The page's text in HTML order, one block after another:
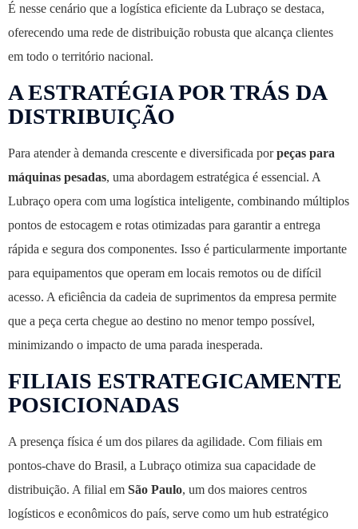
É nesse cenário que a logística eficiente da Lubraço se destaca,
oferecendo uma rede de distribuição robusta que alcança clientes
em todo o território nacional.
A ESTRATÉGIA POR TRÁS DA
DISTRIBUIÇÃO
Para atender à demanda crescente e diversificada porpeças para
máquinas pesadas, uma abordagem estratégica é essencial. A
Lubraço opera com uma logística inteligente, combinando múltiplos
pontos de estocagem e rotas otimizadas para garantir a entrega
rápida e segura dos componentes. Isso é particularmente importante
para equipamentos que operam em locais remotos ou de difícil
acesso. A eficiência da cadeia de suprimentos da empresa permite
que a peça certa chegue ao destino no menor tempo possível,
minimizando o impacto de uma parada inesperada.
FILIAIS ESTRATEGICAMENTE
POSICIONADAS
A presença física é um dos pilares da agilidade. Com filiais em
pontos-chave do Brasil, a Lubraço otimiza sua capacidade de
distribuição. A filial em São Paulo, um dos maiores centros
logísticos e econômicos do país, serve como um hub estratégico